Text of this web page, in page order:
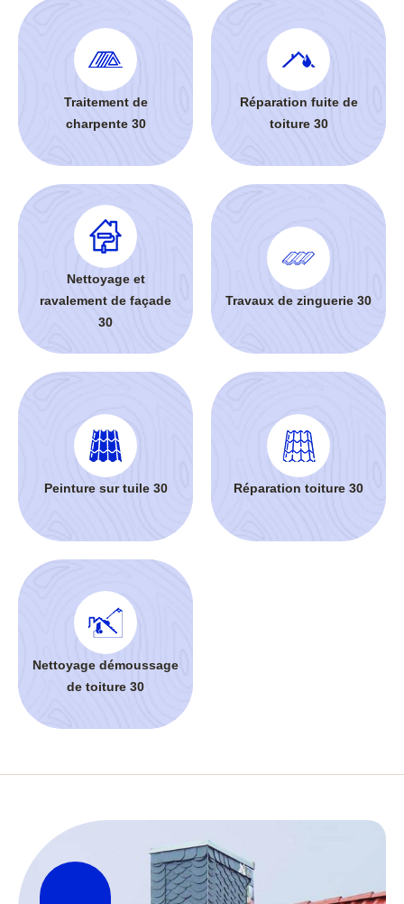
Traitement de
charpente 30
Réparation fuite de
toiture 30
Nettoyage et
ravalement de façade
30
Travaux de zinguerie 30
Peinture sur tuile 30 Réparation toiture 30
Nettoyage démoussage
de toiture 30